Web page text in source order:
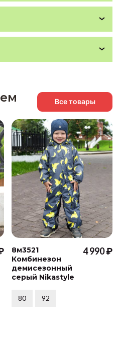
Все товары
8м3521
Комбинезон
демисезонный
серый Nikastyle
4 990 ₽
80 92